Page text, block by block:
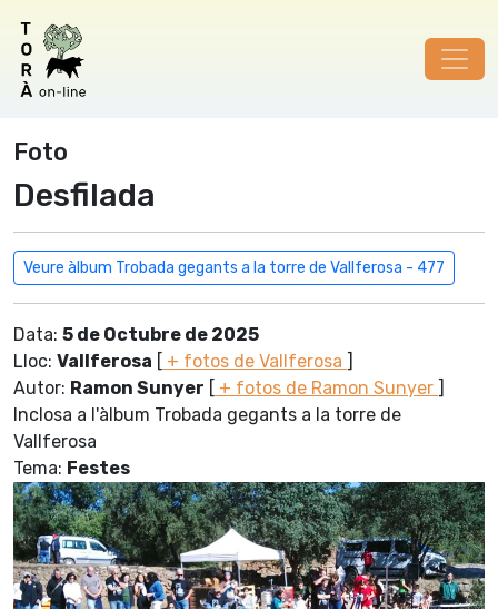
Foto
Desfilada
Veure àlbum Trobada gegants a la torre de Vallferosa - 477
Data: 5 de Octubre de 2025
Lloc: Vallferosa [ + fotos de Vallferosa ]
Autor: Ramon Sunyer [ + fotos de Ramon Sunyer ]
Inclosa a l'àlbum Trobada gegants a la torre de
Vallferosa
Tema: Festes